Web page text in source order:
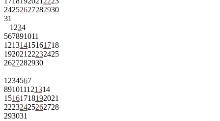
24252627282930
31
1 234
567891011
12131415161718
192021 22232425
2627282930
1 234567
891011121314
15161718192021
22232425262728
293031